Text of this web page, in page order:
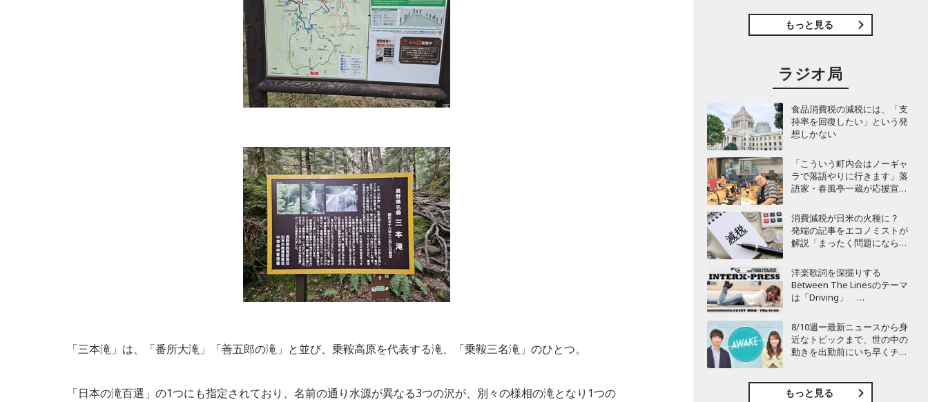
「三本滝」は、「番所大滝」「善五郎の滝」と並び、乗鞍高原を代表する滝、「乗鞍三名滝」のひとつ。
「日本の滝百選」の1つにも指定されており、名前の通り水源が異なる3つの沢が、別々の様相の滝となり1つの
もっと見る
ラジオ局
食品消費税の減税には、「支
持率を回復したい」という発
想しかない
「こういう町内会はノーギャ
ラで落語やりに行きます」落
語家・春風亭一蔵が応援宣
消費減税が日米の火種に？
発端の記事をエコノミストが
解説「まったく問題にならな
洋楽歌詞を深掘りする
Between The Linesのテーマ
は「Driving」
8/10週ー最新ニュースから身
近なトピックまで、世の中の
動きを出勤前にいち早くチェ
BAYFM78『AWAKE』
もっと見る